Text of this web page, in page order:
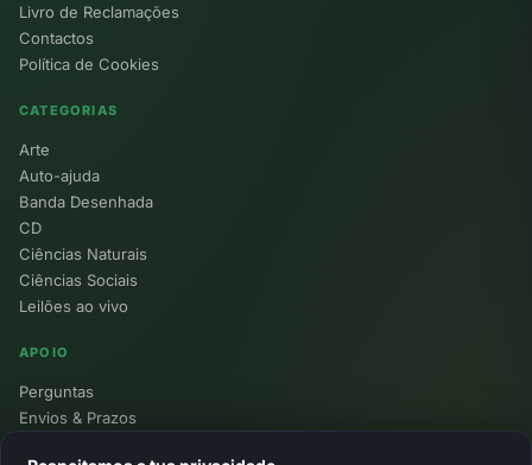
Livro de Reclamações
Contactos
Política de Cookies
CATEGORIAS
Arte
Auto-ajuda
Banda Desenhada
CD
Ciências Naturais
Ciências Sociais
Leilões ao vivo
APOIO
Perguntas
Envios & Prazos